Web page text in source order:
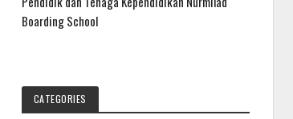
Boarding School
CATEGORIES